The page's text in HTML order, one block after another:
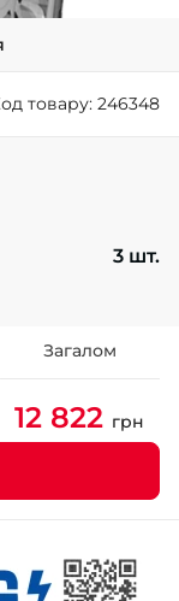
911-911-2
643-33-77
товару: 246348
3 шт.
Загалом
12 822 грн